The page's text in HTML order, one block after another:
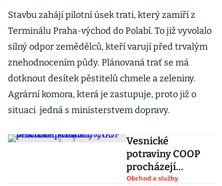
Stavbu zahájí pilotní úsek trati, který zamíří z
Terminálu Praha-východ do Polabí. To již vyvolalo
silný odpor zemědělců, kteří varují před trvalým
znehodnocením půdy. Plánovaná trať se má
dotknout desítek pěstitelů chmele a zeleniny.
Agrární komora, která je zastupuje, proto již o
situaci jedná s ministerstvem dopravy.
Vesnické
potraviny COOP
procházejí
milionovými
Obchod a služby